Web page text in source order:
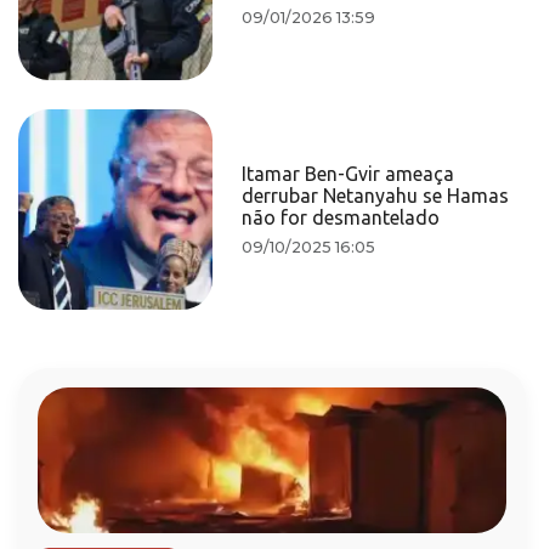
09/01/2026 13:59
Itamar Ben-Gvir ameaça
derrubar Netanyahu se Hamas
não for desmantelado
09/10/2025 16:05